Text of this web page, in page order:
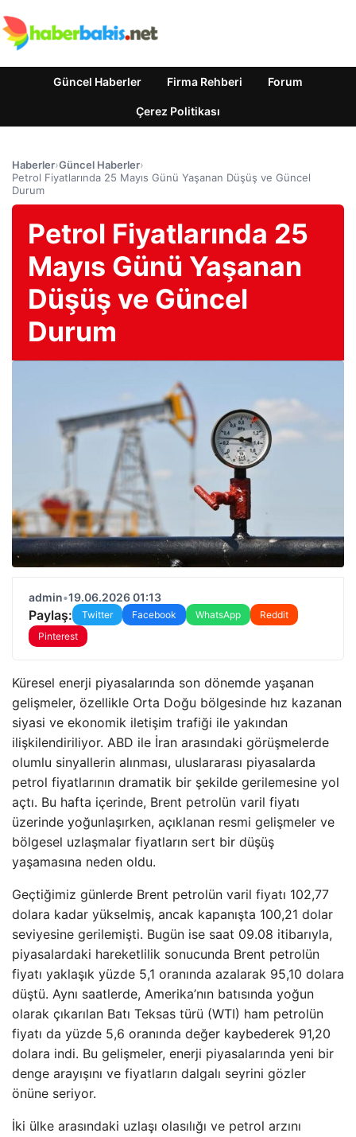
Güncel Haberler Firma Rehberi Forum
Çerez Politikası
Haberler›Güncel Haberler›
Petrol Fiyatlarında 25 Mayıs Günü Yaşanan Düşüş ve Güncel
Durum
Petrol Fiyatlarında 25
Mayıs Günü Yaşanan
Düşüş ve Güncel
Durum
admin•19.06.2026 01:13
Paylaş: Twitter Facebook WhatsApp
Reddit
Pinterest
Küresel enerji piyasalarında son dönemde yaşanan
gelişmeler, özellikle Orta Doğu bölgesinde hız kazanan
siyasi ve ekonomik iletişim trafiği ile yakından
ilişkilendiriliyor. ABD ile İran arasındaki görüşmelerde
olumlu sinyallerin alınması, uluslararası piyasalarda
petrol fiyatlarının dramatik bir şekilde gerilemesine yol
açtı. Bu hafta içerinde, Brent petrolün varil fiyatı
üzerinde yoğunlaşırken, açıklanan resmi gelişmeler ve
bölgesel uzlaşmalar fiyatların sert bir düşüş
yaşamasına neden oldu.
Geçtiğimiz günlerde Brent petrolün varil fiyatı 102,77
dolara kadar yükselmiş, ancak kapanışta 100,21 dolar
seviyesine gerilemişti. Bugün ise saat 09.08 itibarıyla,
piyasalardaki hareketlilik sonucunda Brent petrolün
fiyatı yaklaşık yüzde 5,1 oranında azalarak 95,10 dolara
düştü. Aynı saatlerde, Amerika’nın batısında yoğun
olarak çıkarılan Batı Teksas türü (WTI) ham petrolün
fiyatı da yüzde 5,6 oranında değer kaybederek 91,20
dolara indi. Bu gelişmeler, enerji piyasalarında yeni bir
denge arayışını ve fiyatların dalgalı seyrini gözler
önüne seriyor.
İki ülke arasındaki uzlaşı olasılığı ve petrol arzını